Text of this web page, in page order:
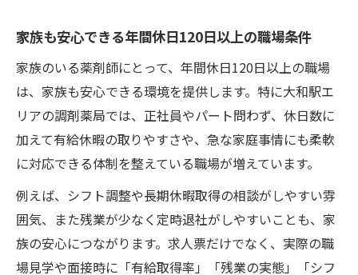
家族も安心できる年間休日120日以上の職場条件
家族のいる薬剤師にとって、年間休日120日以上の職場
は、家族も安心できる環境を提供します。特に大和駅エ
リアの調剤薬局では、正社員やパート問わず、休日数に
加えて有給休暇の取りやすさや、急な家庭事情にも柔軟
に対応できる体制を整えている職場が増えています。
例えば、シフト調整や長期休暇取得の相談がしやすい雰
囲気、また残業が少なく定時退社がしやすいことも、家
族の安心につながります。求人票だけでなく、実際の職
場見学や面接時に「有給取得率」「残業の実態」「シフ